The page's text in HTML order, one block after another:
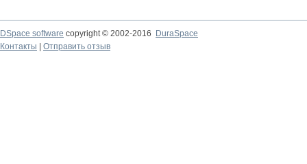
DSpace software copyright © 2002-2016
DuraSpace
Контакты
Отправить отзыв